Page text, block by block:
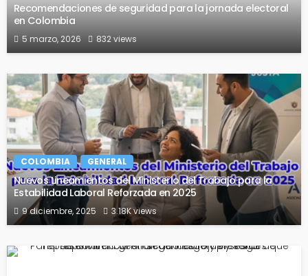
Recomendaciones de seguridad para la jornada electoral
en Colombia
5 marzo, 2026 832 views
COLOMBIA GENERAL
Nuevos Lineamientos del Ministerio del Trabajo para la
Estabilidad Laboral Reforzada en 2025
9 diciembre, 2025 3.18K views